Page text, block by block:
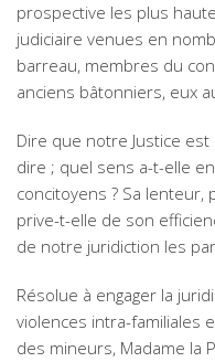
prospective les plus
judiciaire venues en
barreau, membres du
anciens bâtonniers, eux
Dire que notre Justice
dire ; quel sens a-t-elle
concitoyens ? Sa lenteur,
prive-t-elle de son
de notre juridiction les
Résolue à engager la
violences intra-familiales
des mineurs, Madame la